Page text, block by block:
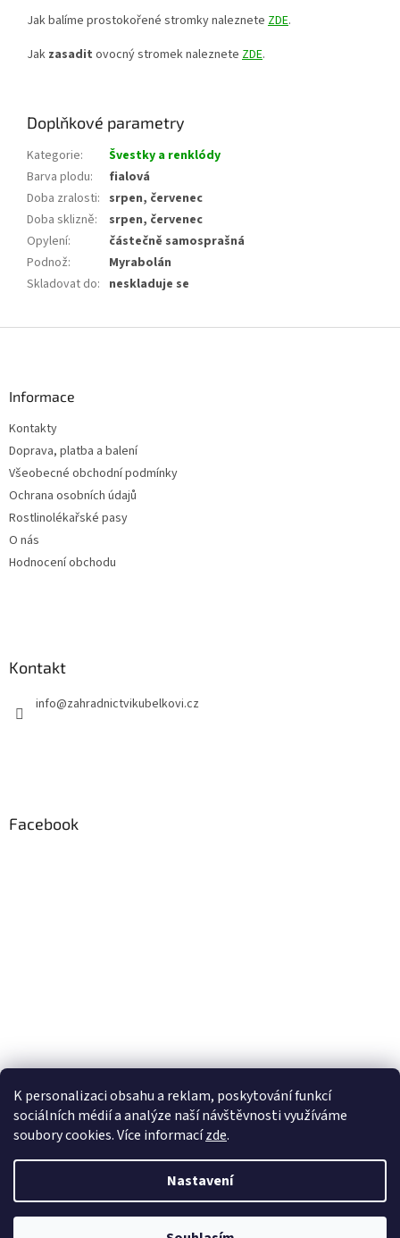
K personalizaci obsahu a reklam, poskytování funkcí
sociálních médií a analýze naší návštěvnosti využíváme
soubory cookies. Více informacízde.
Nastavení
Jak balíme prostokořené stromky naleznete ZDE.
Jak zasadit ovocný stromek naleznete ZDE.
Doplňkové parametry
Kategorie:
Švestky a renklódy
Barva plodu:
fialová
Doba zralosti: srpen, červenec
Doba sklizně:
srpen, červenec
Opylení:
částečně samosprašná
Podnož:
Myrabolán
Skladovat do: neskladuje se
Informace
Kontakty
Doprava, platba a balení
Všeobecné obchodní podmínky
Ochrana osobních údajů
Rostlinolékařské pasy
O nás
Hodnocení obchodu
Kontakt
info@zahradnictvikubelkovi.cz
Facebook
Copyright 2026Zahradnictví Kubelkovi. Všechna práva vyhrazena.